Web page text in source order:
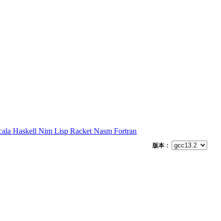
Haskell Nim Lisp Racket Nasm Fortran
版本：